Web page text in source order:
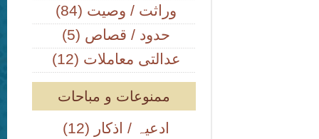
(84) وراثت / وصیت
(5) حدود / قصاص
(12) عدالتی معاملات
ممنوعات و مباحات
(12) ادعیہ / اذکار